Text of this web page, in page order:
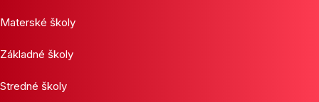
Materské školy
Základné školy
Stredné školy